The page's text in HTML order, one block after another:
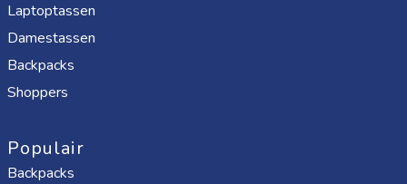
Laptoptassen
Damestassen
Backpacks
Shoppers
Populair
Backpacks